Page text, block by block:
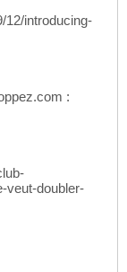
12/introducing-
:
veut-doubler-